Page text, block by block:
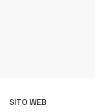
SITO WEB